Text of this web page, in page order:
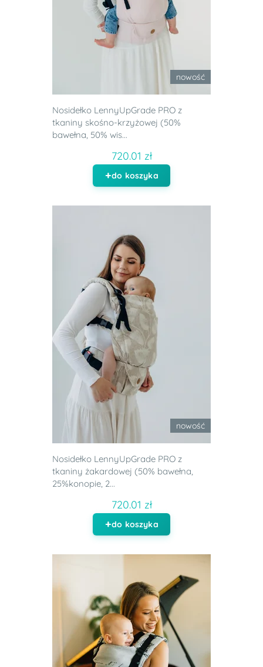
nowość
Nosidełko LennyUpGrade PRO z
tkaniny skośno-krzyżowej (50%
bawełna, 50% wis...
720.01 zł
do koszyka
nowość
Nosidełko LennyUpGrade PRO z
tkaniny żakardowej (50% bawełna,
25%konopie, 2...
720.01 zł
do koszyka